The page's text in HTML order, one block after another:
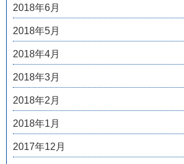
2018年6月
2018年5月
2018年4月
2018年3月
2018年2月
2018年1月
2017年12月